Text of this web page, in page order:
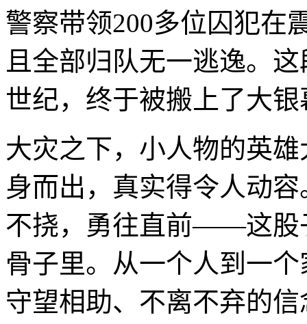
警察带领200多位囚犯在
且全部归队无一逃逸。
世纪，终于被搬上了大银
大灾之下，小人物的英
身而出，真实得令人动
不挠，勇往直前——这股
骨子里。从一个人到一
守望相助、不离不弃的